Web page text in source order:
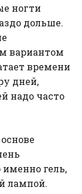
ногти
дольше.
вариантом
времени
дней,
надо часто
именно гель,
лампой.